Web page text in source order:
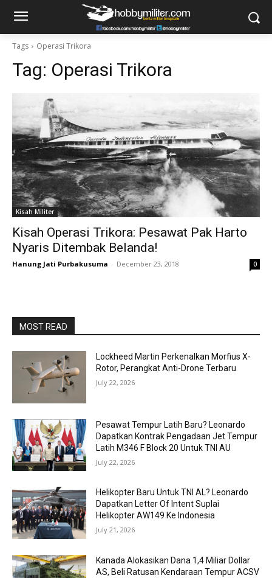
Tags Operasi Trikora
Tag: Operasi Trikora
Kisah Militer
Kisah Operasi Trikora: Pesawat Pak Harto
Nyaris Ditembak Belanda!
Hanung Jati Purbakusuma - December 23, 2018 0
MOST READ
Lockheed Martin Perkenalkan Morfius X-
Rotor, Perangkat Anti-Drone Terbaru
July 22, 2026
Pesawat Tempur Latih Baru? Leonardo
Dapatkan Kontrak Pengadaan Jet Tempur
Latih M346 F Block 20 Untuk TNI AU
July 22, 2026
Helikopter Baru Untuk TNI AL? Leonardo
Dapatkan Letter Of Intent Suplai
Helikopter AW149 Ke Indonesia
July 21, 2026
Kanada Alokasikan Dana 1,4 Miliar Dollar
AS, Beli Ratusan Kendaraan Tempur ACSV